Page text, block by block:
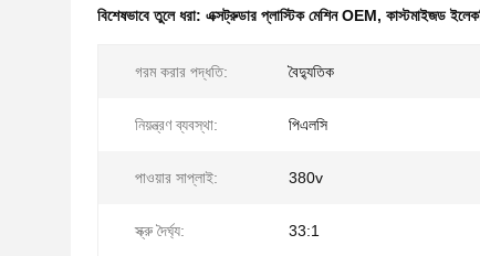
বিশেষভাবে তুলে ধরা: এক্সট্রুডার প্লাস্টিক মেশিন OEM, কাস্টমাইজড
গরম করার পদ্ধতি: বৈদ্যুতিক
নিয়ন্ত্রণ ব্যবস্থা: পিএলসি
পাওয়ার সাপ্লাই: 380v
স্ক্রু দৈর্ঘ্য: 33:1